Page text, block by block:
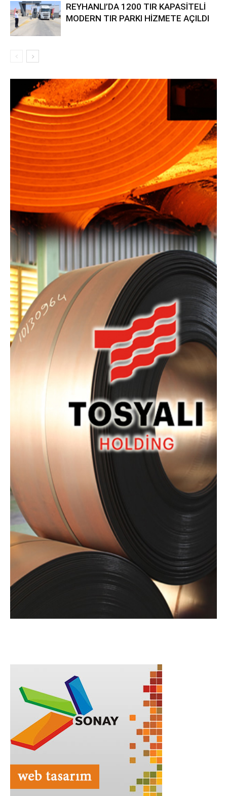
REYHANLI’DA 1200 TIR KAPASİTELİ
MODERN TIR PARKI HİZMETE AÇILDI